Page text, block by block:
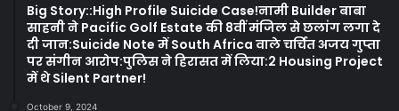
Big Story::High Profile Suicide Case!नामी Builder बाबा
साहनी ने Pacific Golf Estate की 8वीं मंजिल से छलांग लगा दे
दी जान:Suicide Note में South Africa वाले चर्चित अजय गुप्ता
पर संगीन आरोप:पुलिस ने हिरासत में लिया:2 Housing Project
में थे Silent Partner!
October 9, 2024